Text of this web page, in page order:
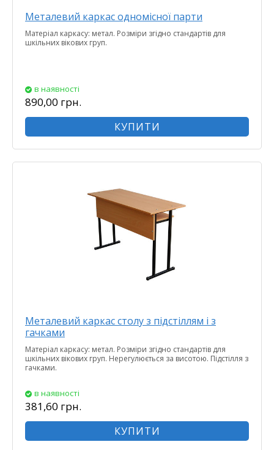
Металевий каркас одномісної парти
Матеріал каркасу: метал. Розміри згідно стандартів для
шкільних вікових груп.
в наявності
890,00 грн.
КУПИТИ
Металевий каркас столу з підстіллям і з
гачками
Матеріал каркасу: метал. Розміри згідно стандартів для
шкільних вікових груп. Нерегулюється за висотою. Підстілля з
гачками.
в наявності
381,60 грн.
КУПИТИ